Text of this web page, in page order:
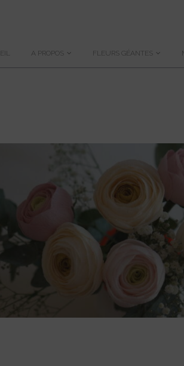
A PROPOS FLEURS GÉANTES